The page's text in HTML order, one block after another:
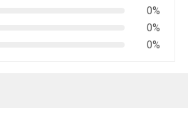
0%
0%
0%